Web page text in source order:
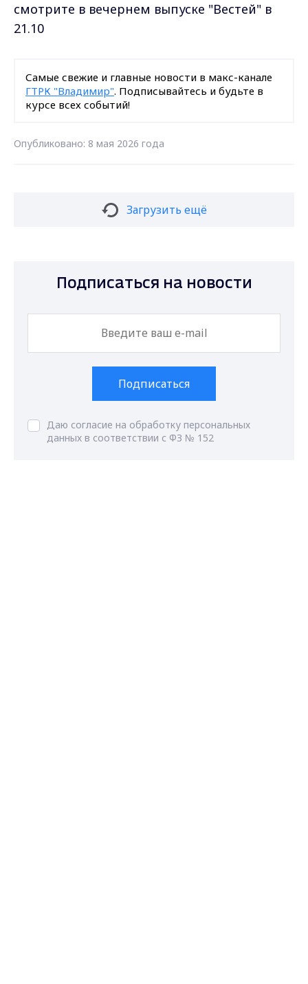
смотрите в вечернем выпуске "Вестей" в
21.10
Самые свежие и главные новости в макс-канале
ГТРК "Владимир". Подписывайтесь и будьте в
курсе всех событий!
Опубликовано: 8 мая 2026 года
Загрузить ещё
Подписаться на новости
Подписаться
Даю согласие на обработку персональных
данных в соответствии с ФЗ № 152